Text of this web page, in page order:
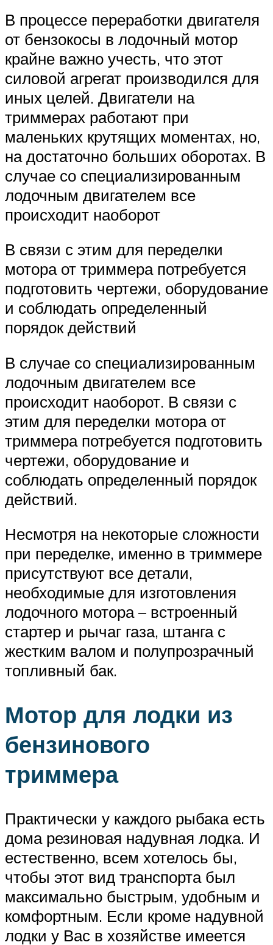
В процессе переработки двигателя
от бензокосы в лодочный мотор
крайне важно учесть, что этот
силовой агрегат производился для
иных целей. Двигатели на
триммерах работают при
маленьких крутящих моментах, но,
на достаточно больших оборотах. В
случае со специализированным
лодочным двигателем все
происходит наоборот
В связи с этим для переделки
мотора от триммера потребуется
подготовить чертежи, оборудование
и соблюдать определенный
порядок действий
В случае со специализированным
лодочным двигателем все
происходит наоборот. В связи с
этим для переделки мотора от
триммера потребуется подготовить
чертежи, оборудование и
соблюдать определенный порядок
действий.
Несмотря на некоторые сложности
при переделке, именно в триммере
присутствуют все детали,
необходимые для изготовления
лодочного мотора – встроенный
стартер и рычаг газа, штанга с
жестким валом и полупрозрачный
топливный бак.
Мотор для лодки из
бензинового
триммера
Практически у каждого рыбака есть
дома резиновая надувная лодка. И
естественно, всем хотелось бы,
чтобы этот вид транспорта был
максимально быстрым, удобным и
комфортным. Если кроме надувной
лодки у Вас в хозяйстве имеется